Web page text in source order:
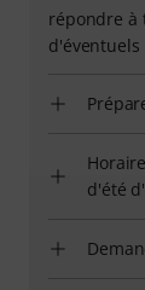
répondre à
d'été